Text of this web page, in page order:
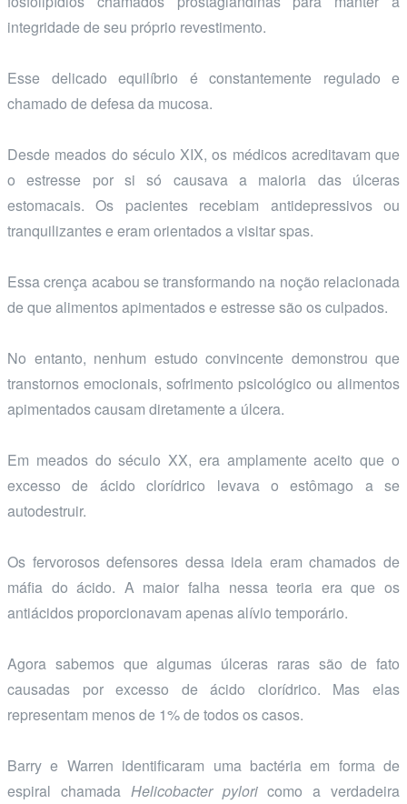
integridade de seu próprio revestimento.
Esse delicado equilíbrio é constantemente regulado e
chamado de defesa da mucosa.
Desde meados do século XIX, os médicos acreditavam que
o estresse por si só causava a maioria das úlceras
estomacais. Os pacientes recebiam antidepressivos ou
tranquilizantes e eram orientados a visitar spas.
Essa crença acabou se transformando na noção relacionada
de que alimentos apimentados e estresse são os culpados.
No entanto, nenhum estudo convincente demonstrou que
transtornos emocionais, sofrimento psicológico ou alimentos
apimentados causam diretamente a úlcera.
Em meados do século XX, era amplamente aceito que o
excesso de ácido clorídrico levava o estômago a se
autodestruir.
Os fervorosos defensores dessa ideia eram chamados de
máfia do ácido. A maior falha nessa teoria era que os
antiácidos proporcionavam apenas alívio temporário.
Agora sabemos que algumas úlceras raras são de fato
causadas por excesso de ácido clorídrico. Mas elas
representam menos de 1% de todos os casos.
Barry e Warren identificaram uma bactéria em forma de
espiral chamada Helicobacter pyloricomo a verdadeira